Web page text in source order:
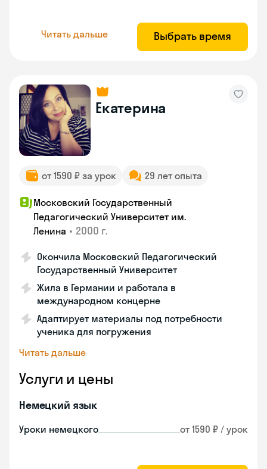
Читать дальше Выбрать время
Екатерина
от 1590 ₽ за урок 29 лет опыта
Московский Государственный
Педагогический Университет им.
Ленина • 2000 г.
Окончила Московский Педагогический
Государственный Университет
Жила в Германии и работала в
международном концерне
Адаптирует материалы под потребности
ученика для погружения
Читать дальше
Услуги и цены
Немецкий язык
Уроки немецкого от 1590 ₽ / урок